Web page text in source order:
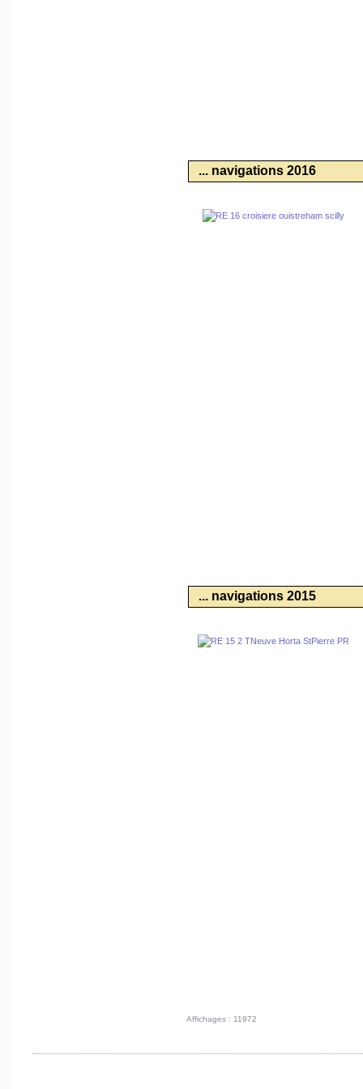
... navigations 2016
... navigations 2015
Affichages : 11972